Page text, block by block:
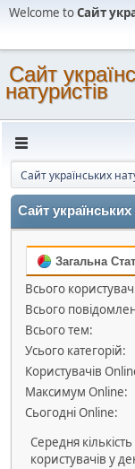
Welcome toСайт
Сайт
натуристів
Сайт українських
Сайт
Загальна
Всього
Всього
Всього тем:
Усього категорій:
Користувачів
Максимум Online:
Сьогодні Online:
Середня
користувачів у